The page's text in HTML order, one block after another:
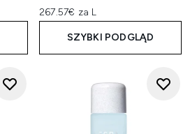
267.57€ za L
SZYBKI PODGLĄD